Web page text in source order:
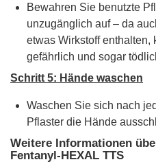
Bewahren Sie benutzte
unzugänglich auf – da
etwas Wirkstoff enthalten,
gefährlich und sogar
Schritt 5: Hände waschen
Waschen Sie sich nach
Pflaster die Hände
Weitere Informationen
Fentanyl-HEXAL TTS